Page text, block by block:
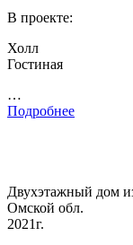
В проекте:
Холл
Гостиная
…
Подробнее
Двухэтажный дом
Омской обл.
2021г.